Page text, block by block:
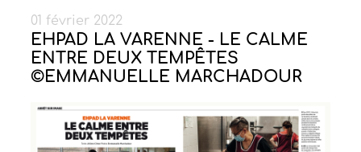
01 février 2022
EHPAD LA VARENNE - LE CALME
ENTRE DEUX TEMPÊTES
©EMMANUELLE MARCHADOUR